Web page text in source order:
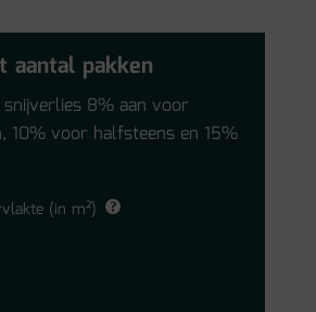
aantal pakken
8% aan voor
10% voor halfsteens en 15%
(in m²)